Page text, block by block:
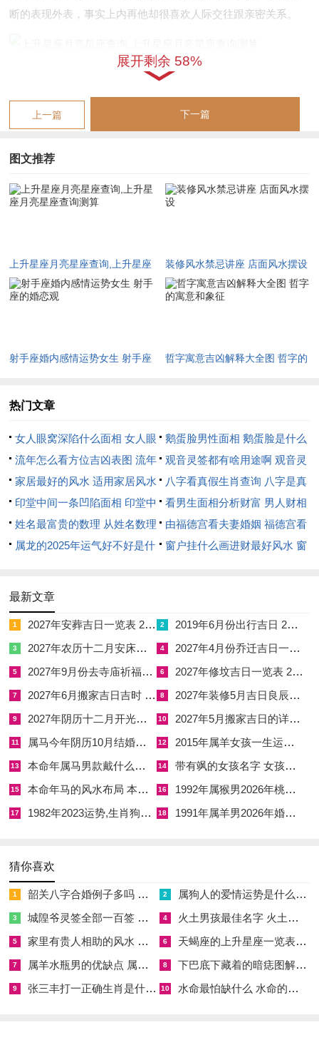
断的表现外表，事实上内再他却很喜欢人际交往跟亲密关系。
认识自己的上升星座与月亮星座，可以让我们更详细地理解自己
的内再需求同外再表现之间的区别。以此来改善自己的人际关
系、工作、学习与生活.
的例子如下:
广告、市场推广、设计等。
2.上升星座为巨蟹座，月亮星座为天蝎座的人:这种人还算内向、
上升星座与月亮星座的提升方法
认识自己的上升星座跟月亮星座后 大家能参考以下提升方法:
1.做个性格测试:做性格测试能够越发全面详细地认识自己的性格
特点与潜能，网上有许多这样的测试可以选择.
3.发现自我优点 :找到自己再某个领域中很扎眼的优点 还有潜
力，并为之加注能量、为职业与个人的提升奠定坚实的基础.
供了进一步科学的方式来认识自己的性格与优点 （哪怕不能仅
以此为依据）。只有详细认识自己的优点还有缺点；才能更好地
发掘自己的潜力~提升自己的技能 -为人生跟职业创造更多美好
的可能性。
☑2019年6月份出行吉日 2027年6月出行吉日一览表
☑ 2027年农历十二月安床吉日 2027年正月安床吉日吉时查询
☑2027年4月份乔迁吉日一览表 2027年4月乔迁吉日吉时查询
☑2027年修坟吉日一览表 2027年农历2月修坟吉日一览表
展开剩余 58%
上一篇 下一篇
图文推荐
上升星座月亮星座查询,上升星座
月亮星座查询测算
装修风水禁忌讲座 店面风水摆设
射手座婚内感情运势女生 射手座
哲字寓意吉凶解释大全图 哲字的
热门文章
女人眼窝深陷什么面相 女人眼
窝深陷是短命相吗
鹅蛋脸男性面相 鹅蛋脸是什么
脸型男性
流年怎么看方位吉凶表图 流年
位置怎么看
观音灵签都有啥用途啊 观音灵
签全部签签词
家居最好的风水 适用家居风水
八字看真假生肖查询 八字是真
还是假
印堂中间一条凹陷面相 印堂中
间有条线沟好不好
看男生面相分析财富 男人财相
从哪里看
姓名最富贵的数理 从姓名数理
看富豪
由福德宫看夫妻婚姻 福德宫看
配偶生肖
属龙的2025年运气好不好是什
2025年属龙人的全年运势
窗户挂什么画进财最好风水 窗
最新文章
1 2027年安葬吉日一览表 2027年12月安葬吉日一览表 2 2019年6月份出行吉日 2027年6月出行吉日一览表
3 2027年农历十二月安床吉日 2027年正月安床吉日吉时查询 4 2027年4月份乔迁吉日一览表 2027年4月乔迁吉日吉时查询
5 2027年9月份去寺庙祈福的日子 2027年5月去寺庙吉日一览表 6 2027年修坟吉日一览表 2027年农历2月修坟吉日一览表
7 2027年6月搬家吉日吉时 2027年农历6月搬家吉日一览表 8 2027年装修5月吉日良辰查询表 2027年农历5月装修吉日一览表
9 2027年阴历十二月开光吉日 2027年12月开光吉日一览表 10 2027年5月搬家吉日的详细解释 2027年5月搬家吉日吉时查询
11 属马今年阴历10月结婚好吗 属马还有几年本命年结婚呢好吗 12 2015年属羊女孩一生运势 2015年属羊女2026年健康运好吗
13 本命年属马男款戴什么财神 本命年属马男士戴什么好一点 14 带有飒的女孩名字 女孩取名字带飒字有什么名字好听
15 本命年马的风水布局 本命年马的佛像怎么摆放 16 1992年属猴男2026年桃花运 1992年属猴男2026年感情运如何
17 1982年2023运势,生肖狗1982年2023运势 18 1991年属羊男2026年婚姻运势 1991年属羊男2026年感情运如何
猜你喜欢
1 韶关八字合婚例子多吗 韶关八字测风水 2 属狗人的爱情运势是什么意思 属狗的人爱情观
3 城隍爷灵签全部一百签 城隍爷灵签解签大全 4 火土男孩最佳名字 火土属性的字男孩名字有哪些
5 家里有贵人相助的风水 家里有贵人是什么意思 6 天蝎座的上升星座一览表 天蝎座的上升星座查询
7 属羊水瓶男的优缺点 属羊水瓶座男生性格爱情观 8 下巴底下藏着的暗痣图解 下巴尖底下有痣代表什么
9 张三丰打一正确生肖是什么意思 张三丰是指什么生肖 10 水命最怕缺什么 水命的人忌什么